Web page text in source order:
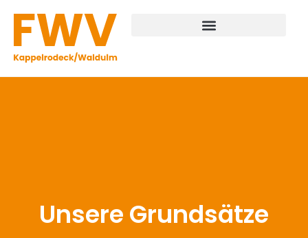
Unsere Grundsätze